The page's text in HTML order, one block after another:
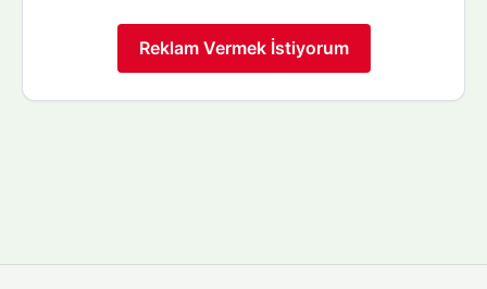
Reklam Vermek İstiyorum